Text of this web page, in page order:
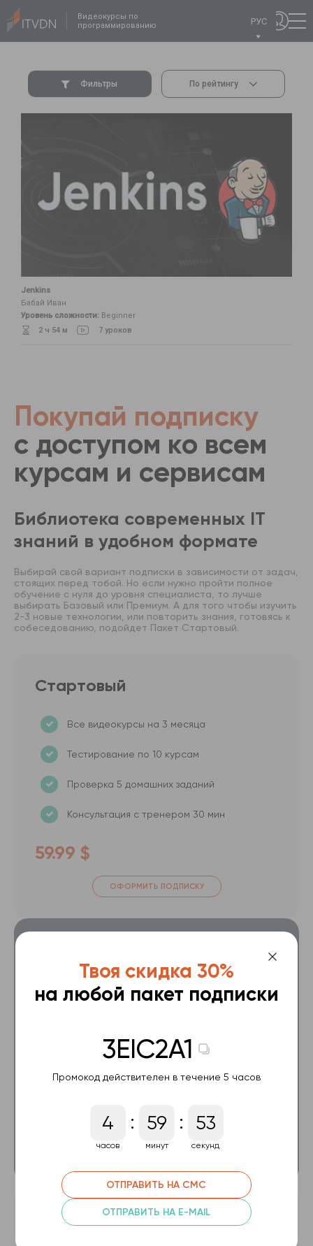
Видеокурсы по
программированию
РУС
Фильтры По рейтингу
Jenkins
Бабай Иван
Уровень сложности: Beginner
2 ч 54 м
7 уроков
Покупай подписку
с доступом ко всем
курсам и сервисам
Библиотека современных IT
знаний в удобном формате
Выбирай свой вариант подписки в зависимости от задач,
стоящих перед тобой. Но если нужно пройти полное
обучение с нуля до уровня специалиста, то лучше
выбирать Базовый или Премиум. А для того чтобы изучить
2-3 новые технологии, или повторить знания, готовясь к
собеседованию, подойдет Пакет Стартовый.
Стартовый
Все видеокурсы на 3 месяца
Тестирование по 10 курсам
Проверка 5 домашних заданий
Консультация с тренером 30 мин
59.99 $
ОФОРМИТЬ ПОДПИСКУ
Все видеокурсы на 6 месяцев
Проверка 10 домашних заданий
Консультация с тренером 60 мин
ОФОРМИТЬ ПОДПИСКУ
Премиум Plus
Твоя скидка 30%
на любой пакет подписки
3EIC2A1
Промокод действителен в течение 5 часов
4
часов
: 59
минут
: 53
секунд
ОТПРАВИТЬ НА СМС
ОТПРАВИТЬ НА E-MAIL